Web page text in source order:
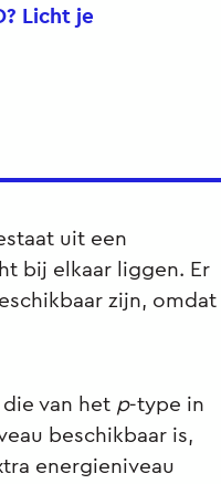
Licht je
uit een
bij elkaar liggen. Er
zijn, omdat
van het p-type in
beschikbaar is,
energieniveau